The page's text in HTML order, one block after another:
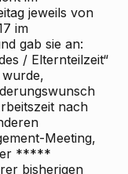
jeweils von
im
gab sie an:
/ Elternteilzeit“
nach
Meeting,
*****
bisherigen